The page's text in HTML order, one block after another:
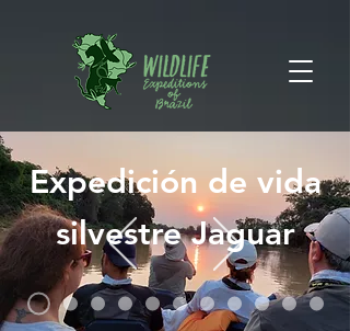
Expedición de vida
silvestre Jaguar